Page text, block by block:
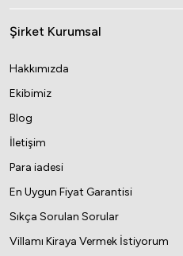
Şirket Kurumsal
Hakkımızda
Ekibimiz
Blog
İletişim
Para iadesi
En Uygun Fiyat Garantisi
Sıkça Sorulan Sorular
Villamı Kiraya Vermek İstiyorum